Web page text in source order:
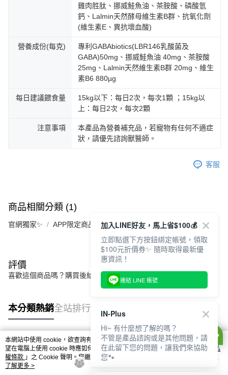
雞肉胜肽、挪威鮭魚油、茶胺酸、磷酸氫
鈣、Lalmin天然酵母維生素B群、抗氧化劑
(維生素E、異抗壞血酸)
營養成份(每克)
專利GABAbiotics(LBR146乳酸菌及
GABA)50mg、挪威鮭魚油 40mg、茶胺酸
25mg、Lalmin天然維生素B群 20mg、維生
素B6 880µg
每日建議餵食量
15kg以下：每日2次，每次1顆 ；15kg以
上：每日2次，每次2顆
注意事項
本產品為營養補充品，若寵物有任何不適症
狀，請優先諮詢獸醫師。
客服
商品相關分類 (1)
官網獨家✨ APP限定商品
評價
喜歡這個商品嗎？購買後給他一個好評吧
本分類熱銷全站排行
熱門標籤
本網站中使用 cookie，欲查詢有關本網站使用 cookie 方式之詳情，及若您不希
望在電腦上使用 cookie 時應如何變更電腦的 cookie 設定，請參閱本網站「
隱私
權條款 」之 Cookie 聲明。您繼續使用本網站即表示您同意本公司得按本網站使
用條款之 Cookie 聲明使用 cookie。
了解更多 >
加入LINE好友，馬上省$100💰
立即點選下方按鈕綁定帳號，領取
$100元折價券✨ 隨時取得最新優
惠資訊！
連結 LINE 帳號
IN-Plus
Hi~ 有什麼想了解的嗎？
不管是產品諮詢或是其他問題，請
在此留下您的問題，讓我們來協助
您🐾